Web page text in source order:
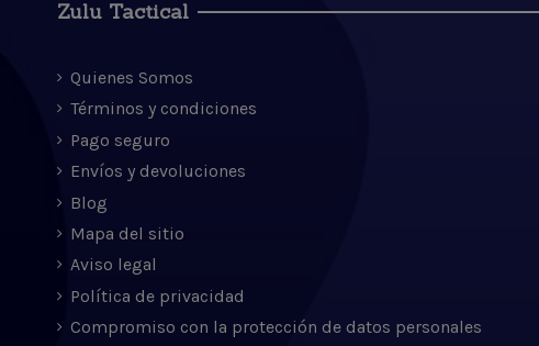
Zulu Tactical
Quienes Somos
Términos y condiciones
Pago seguro
Envíos y devoluciones
Blog
Mapa del sitio
Aviso legal
Política de privacidad
Compromiso con la protección de datos personales